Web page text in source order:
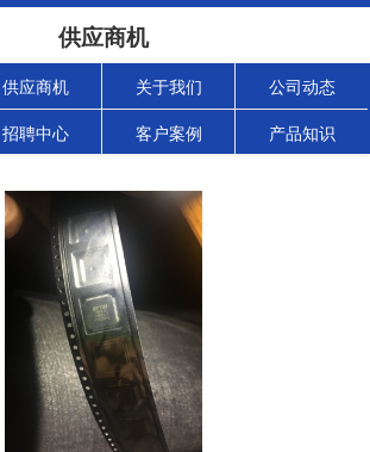
供应商机
供应商机 关于我们 公司动态
招聘中心 客户案例 产品知识